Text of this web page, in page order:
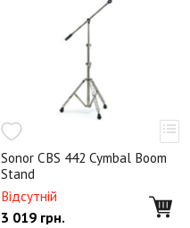
Sonor CBS 442 Cymbal Boom
Stand
Відсутній
3 019 грн.